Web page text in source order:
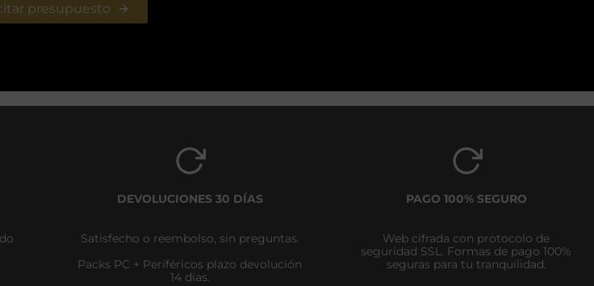
presupuesto
DEVOLUCIONES 30 DÍAS
Satisfecho o reembolso, sin preguntas.
Packs PC + Periféricos plazo devolución
14 días.
PAGO 100% SEGURO
Web cifrada con protocolo de
seguridad SSL. Formas de pago 100%
seguras para tu tranquilidad.